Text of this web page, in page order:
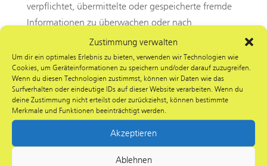
Zustimmung verwalten
Um dir ein optimales Erlebnis zu bieten, verwenden wir Technologien wie
Cookies, um Geräteinformationen zu speichern und/oder darauf zuzugreifen.
Wenn du diesen Technologien zustimmst, können wir Daten wie das
Surfverhalten oder eindeutige IDs auf dieser Website verarbeiten. Wenn du
deine Zustimmung nicht erteilst oder zurückziehst, können bestimmte
Merkmale und Funktionen beeinträchtigt werden.
Akzeptieren
Ablehnen
verpflichtet, übermittelte oder gespeicherte fremde
Informationen zu überwachen oder nach
Umständen zu forschen, die auf eine rechtswidrige
Tätigkeit hinweisen. Verpflichtungen zur Entfernung
oder Sperrung der Nutzung von Informationen nach
den allgemeinen Gesetzen bleiben hiervon
unberührt. Eine diesbezügliche Haftung ist jedoch
erst ab dem Zeitpunkt der Kenntnis einer konkreten
Rechtsverletzung möglich. Bei Bekanntwerden von